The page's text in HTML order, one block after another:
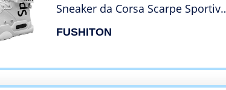
Sneaker da Corsa Scarpe Sportive
da Passeggio per Fitness
FUSHITON